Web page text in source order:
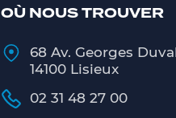
OÙ NOUS TROUVER
68 Av. Georges
14100 Lisieux
02 31 48 27 00